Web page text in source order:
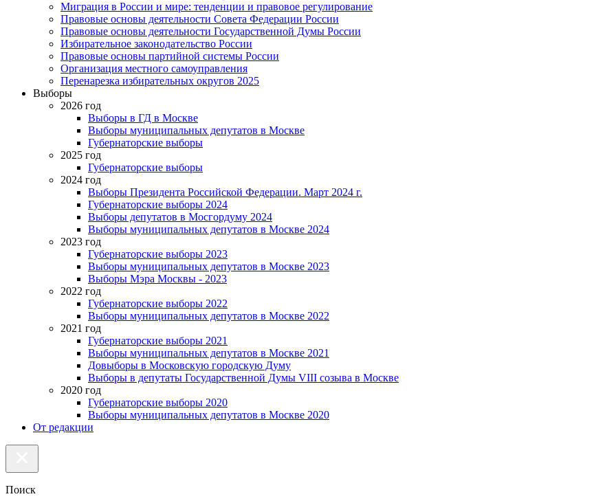
Миграция в России и мире: тенденции и правовое регулирование
Правовые основы деятельности Совета Федерации России
Правовые основы деятельности Государственной Думы России
Избирательное законодательство России
Правовые основы партийной системы России
Организация местного самоуправления
Перенарезка избирательных округов 2025
Выборы
2026 год
Выборы в ГД в Москве
Выборы муниципальных депутатов в Москве
Губернаторские выборы
2025 год
Губернаторские выборы
2024 год
Выборы Президента Российской Федерации. Март 2024 г.
Губернаторские выборы 2024
Выборы депутатов в Мосгордуму 2024
Выборы муниципальных депутатов в Москве 2024
2023 год
Губернаторские выборы 2023
Выборы муниципальных депутатов в Москве 2023
Выборы Мэра Москвы - 2023
2022 год
Губернаторские выборы 2022
Выборы муниципальных депутатов в Москве 2022
2021 год
Губернаторские выборы 2021
Выборы муниципальных депутатов в Москве 2021
Довыборы в Московскую городскую Думу
Выборы в депутаты Государственной Думы VIII созыва в Москве
2020 год
Губернаторские выборы 2020
Выборы муниципальных депутатов в Москве 2020
От редакции
Поиск